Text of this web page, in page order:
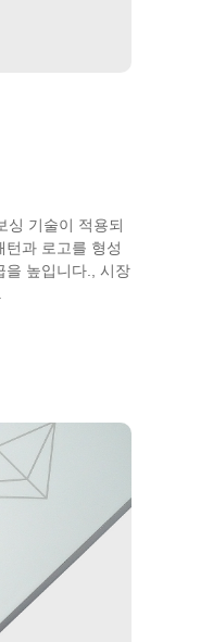
싱 기술이 적용되
과 로고를 형성
을 높입니다., 시장